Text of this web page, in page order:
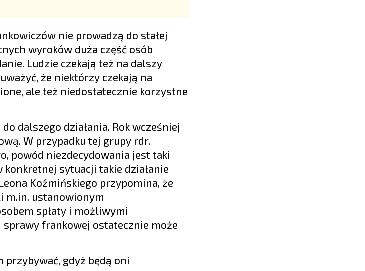
nie prowadzą do stałej
wyroków duża część osób
Ludzie czekają też na dalszy
że niektórzy czekają na
ale też niedostatecznie korzystne
dalszego działania. Rok wcześniej
W przypadku tej grupy rdr.
powód niezdecydowania jest taki
konkretnej sytuacji takie działanie
Koźmińskiego przypomina, że
m.in. ustanowionym
spłaty i możliwymi
frankowej ostatecznie może
przybywać, gdyż będą oni